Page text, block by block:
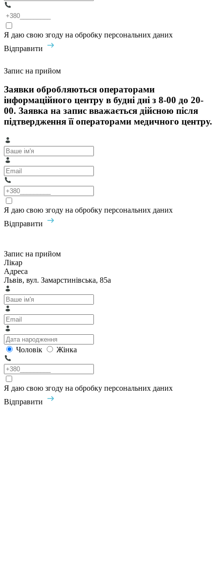
Я даю свою згоду на обробку персональних даних
Відправити
Запис на прийом
Заявки обробляються операторами
інформаційного центру в будні дні з 8-00 до 20-
00. Заявка на запис вважається дійсною після
підтвердження її операторами медичного центру.
Я даю свою згоду на обробку персональних даних
Відправити
Запис на прийом
Лікар
Адреса
Львів, вул. Замарстинівська, 85а
Чоловік Жінка
Я даю свою згоду на обробку персональних даних
Відправити